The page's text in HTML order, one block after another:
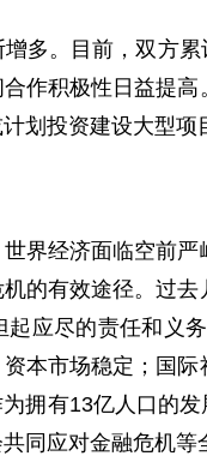
目前，双方累计
作积极性日益提
划投资建设大型项
经济面临空前严
的有效途径。过
应尽的责任和义
本市场稳定；国
拥有13亿人口的
同应对金融危机等